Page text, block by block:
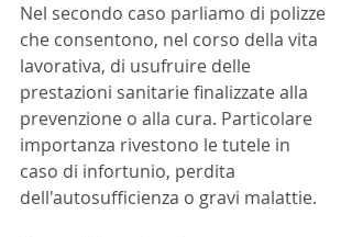
Nel secondo caso parliamo di polizze
che consentono, nel corso della vita
lavorativa, di usufruire delle
prestazioni sanitarie finalizzate alla
prevenzione o alla cura. Particolare
importanza rivestono le tutele in
caso di infortunio, perdita
dell'autosufficienza o gravi malattie.